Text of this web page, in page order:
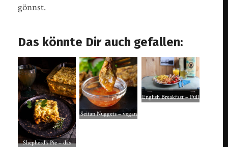
gönnst.
Das könnte Dir auch gefallen:
Shepherd’s Pie – das
Seitan Nuggets – vegan
English Breakfast – Full